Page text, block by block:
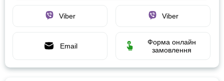
Viber Viber
Email
Форма онлайн
замовлення